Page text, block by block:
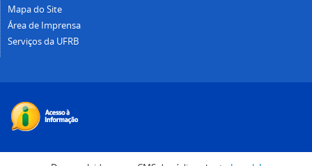
Mapa do Site
Área de Imprensa
Serviços da UFRB